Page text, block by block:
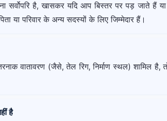
सर्वोपरि है, खासकर यदि आप बिस्तर पर पड़ जाते हैं
या परिवार के अन्य सदस्यों के लिए जिम्मेदार हैं।
वातावरण (जैसे, तेल रिग, निर्माण स्थल) शामिल
है